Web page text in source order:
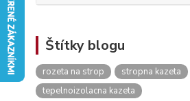
Štítky blogu
rozeta na strop
stropna kazeta
tepelnoizolacna kazeta